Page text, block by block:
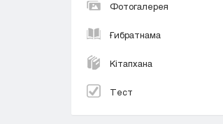
Фотогалерея
Ғибратнама
Кітапхана
Тест